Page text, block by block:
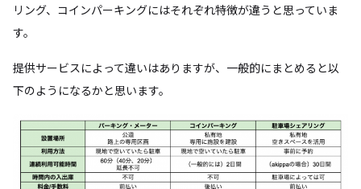
リング、コインパーキングにはそれぞれ特徴が違うと思っていま
す。
提供サービスによって違いはありますが、一般的にまとめると以
下のようになるかと思います。